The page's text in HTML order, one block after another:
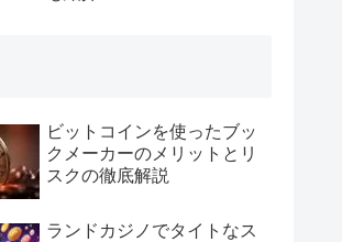
ビットコインを使ったブッ
クメーカーのメリットとリ
スクの徹底解説
ランドカジノでタイトなス